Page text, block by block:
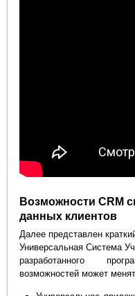
Возможности CRM
данных клиентов
Далее представлен
Универсальная Система
разработанного
возможностей может